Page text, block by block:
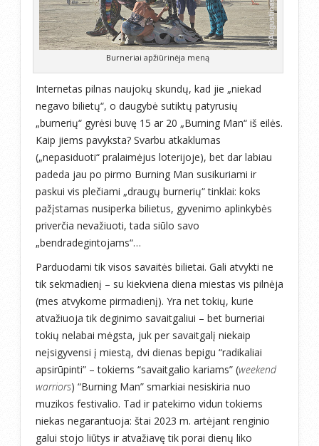
Burneriai apžiūrinėja meną
Internetas pilnas naujokų skundų, kad jie „niekad
negavo bilietų“, o daugybė sutiktų patyrusių
„burnerių“ gyrėsi buvę 15 ar 20 „Burning Man“ iš eilės.
Kaip jiems pavyksta? Svarbu atkaklumas
(„nepasiduoti“ pralaimėjus loterijoje), bet dar labiau
padeda jau po pirmo Burning Man susikuriami ir
paskui vis plečiami „draugų burnerių“ tinklai: koks
pažįstamas nusiperka bilietus, gyvenimo aplinkybės
priverčia nevažiuoti, tada siūlo savo
„bendradegintojams“…
Parduodami tik visos savaitės bilietai. Gali atvykti ne
tik sekmadienį – su kiekviena diena miestas vis pilnėja
(mes atvykome pirmadienį). Yra net tokių, kurie
atvažiuoja tik deginimo savaitgaliui – bet burneriai
tokių nelabai mėgsta, juk per savaitgalį niekaip
neįsigyvensi į miestą, dvi dienas bepigu “radikaliai
apsirūpinti” – tokiems “savaitgalio kariams” (weekend
warriors) “Burning Man” smarkiai nesiskiria nuo
muzikos festivalio. Tad ir patekimo vidun tokiems
niekas negarantuoja: štai 2023 m. artėjant renginio
galui stojo liūtys ir atvažiavę tik porai dienų liko